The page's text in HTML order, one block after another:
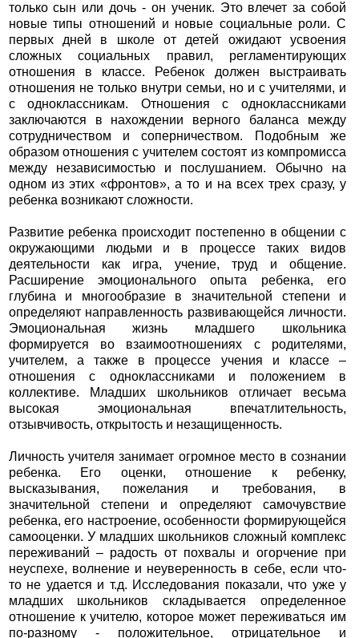
только сын или дочь - он ученик. Это влечет за собой
новые типы отношений и новые социальные роли. С
первых дней в школе от детей ожидают усвоения
сложных социальных правил, регламентирующих
отношения в классе. Ребенок должен выстраивать
отношения не только внутри семьи, но и с учителями, и
с одноклассникам. Отношения с одноклассниками
заключаются в нахождении верного баланса между
сотрудничеством и соперничеством. Подобным же
образом отношения с учителем состоят из компромисса
между независимостью и послушанием. Обычно на
одном из этих «фронтов», а то и на всех трех сразу, у
ребенка возникают сложности.
Развитие ребенка происходит постепенно в общении с
окружающими людьми и в процессе таких видов
деятельности как игра, учение, труд и общение.
Расширение эмоционального опыта ребенка, его
глубина и многообразие в значительной степени и
определяют направленность развивающейся личности.
Эмоциональная жизнь младшего школьника
формируется во взаимоотношениях с родителями,
учителем, а также в процессе учения и классе –
отношения с одноклассниками и положением в
коллективе. Младших школьников отличает весьма
высокая эмоциональная впечатлительность,
отзывчивость, открытость и незащищенность.
Личность учителя занимает огромное место в сознании
ребенка. Его оценки, отношение к ребенку,
высказывания, пожелания и требования, в
значительной степени и определяют самочувствие
ребенка, его настроение, особенности формирующейся
самооценки. У младших школьников сложный комплекс
переживаний – радость от похвалы и огорчение при
неуспехе, волнение и неуверенность в себе, если что-
то не удается и т.д. Исследования показали, что уже у
младших школьников складывается определенное
отношение к учителю, которое может переживаться им
по-разному - положительное, отрицательное и